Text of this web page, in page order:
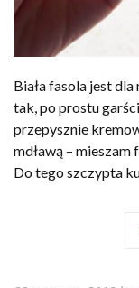
Biała fasola jest
tak, po prostu
przepysznie
mdławą –
Do tego szczypta